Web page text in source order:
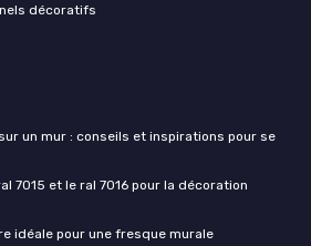
décoratifs
un mur : conseils et inspirations pour se
7015 et le ral 7016 pour la décoration
idéale pour une fresque murale